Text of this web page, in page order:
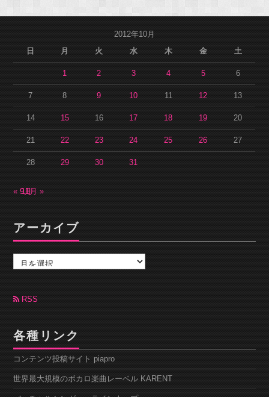
2012年10月
日
月 火 水 木 金 土
1 2 3 4 5 6
7 8 9 10 11 12 13
14 15 16 17 18 19 20
21 22 23 24 25 26 27
28 29 30 31
« 9月
11月 »
アーカイブ
カ
ブRSS
各種リンク
コンテンツ投稿サイト piapro
世界最大規模のボカロ楽曲レーベル KARENT